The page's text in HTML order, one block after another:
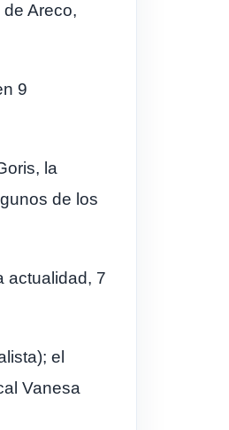
Areco,
9
la
de los
actualidad, 7
el
Vanesa